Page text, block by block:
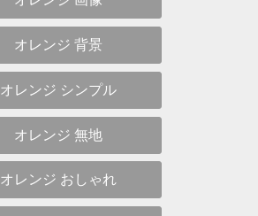
オレンジ 背景
オレンジ シンプル
オレンジ 無地
オレンジ おしゃれ